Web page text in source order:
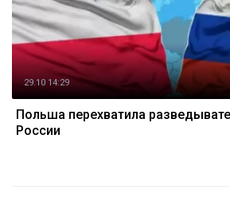
29.10 14:29
Польша перехватила
России